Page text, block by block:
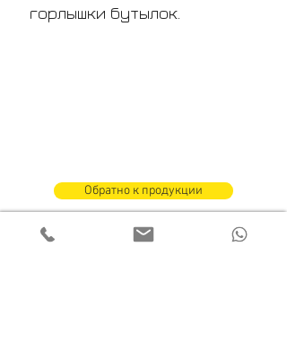
горлышки бутылок.
Обратно к продукции